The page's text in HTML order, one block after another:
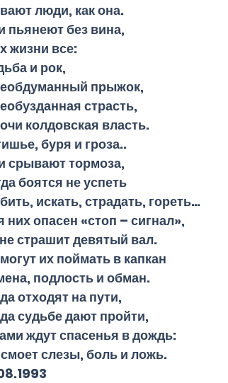
люди, как она.
пьянеют без вина,
жизни все:
и рок,
прыжок,
страсть,
колдовская власть.
буря и гроза..
срывают тормоза,
боятся не успеть
искать, страдать, гореть…
них опасен «стоп – сигнал»,
страшит девятый вал.
их поймать в капкан
подлость и обман.
отходят на пути,
судьбе дают пройти,
ждут спасенья в дождь:
слезы, боль и ложь.